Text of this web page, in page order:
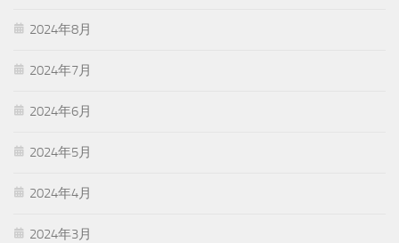
2024年8月
2024年7月
2024年6月
2024年5月
2024年4月
2024年3月